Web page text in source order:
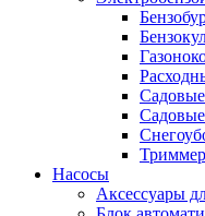
Насосы
Аксессуары